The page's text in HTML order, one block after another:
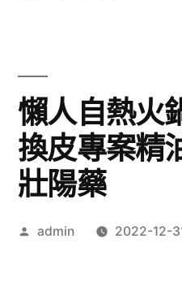
懶人自熱火
換皮專案精
壯陽藥
作
admin 2022-12-